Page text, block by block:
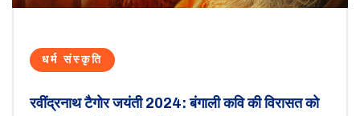
धर्म संस्कृति
रवींद्रनाथ टैगोर जयंती 2024: बंगाली कवि की विरासत को